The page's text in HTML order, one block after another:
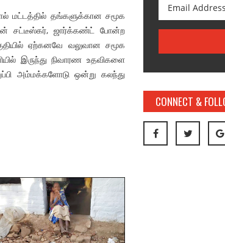
மட்டத்தில் தங்களுக்கான சமூக
சட்டீஸ்கர், ஜார்க்கண்ட் போன்ற
ஏற்கனவே வலுவான சமூக
இருந்து நிவாரண உதவிகளை
அம்மக்களோடு ஒன்று கலந்து
CONNECT &